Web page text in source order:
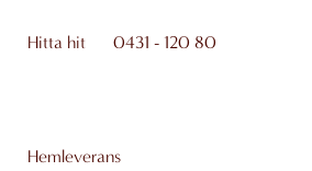
Hitta hit 0431 - 120 80
Hemleverans